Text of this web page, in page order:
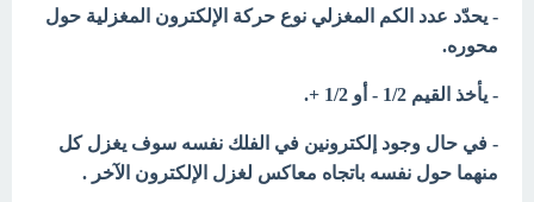
- يحدّد عدد الكم المغزلي نوع حركة الإلكترون المغزلية حول
محوره.
- يأخذ القيم 1/2 - أو 1/2 +.
- في حال وجود إلكترونين في الفلك نفسه سوف يغزل كل
منهما حول نفسه باتجاه معاكس لغزل الإلكترون الآخر .